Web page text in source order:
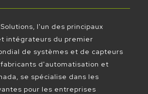
l'un des principaux
intégrateurs du premier
de systèmes et de capteurs
d'automatisation et
se spécialise dans les
pour les entreprises